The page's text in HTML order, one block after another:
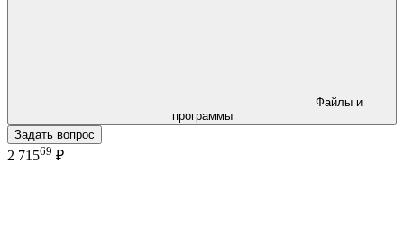
программы
Задать вопрос
2 71569 ₽